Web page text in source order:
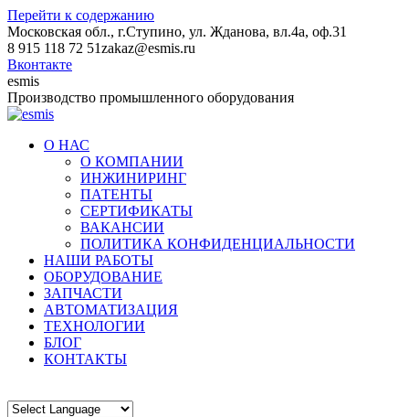
Перейти к содержанию
Московская обл., г.Ступино, ул. Жданова, вл.4а, оф.31
8 915 118 72 51zakaz@esmis.ru
Вконтакте
esmis
Производство промышленного оборудования
О НАС
О КОМПАНИИ
ИНЖИНИРИНГ
ПАТЕНТЫ
СЕРТИФИКАТЫ
ВАКАНСИИ
ПОЛИТИКА КОНФИДЕНЦИАЛЬНОСТИ
НАШИ РАБОТЫ
ОБОРУДОВАНИЕ
ЗАПЧАСТИ
АВТОМАТИЗАЦИЯ
ТЕХНОЛОГИИ
БЛОГ
КОНТАКТЫ